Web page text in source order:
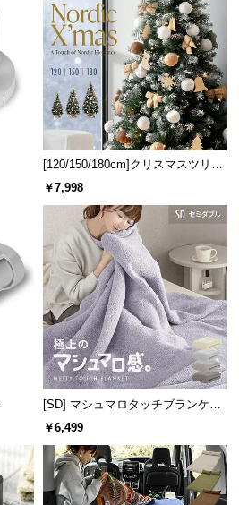
[120/150/180cm]クリスマスツリー
ヌードツリー
￥7,998
[SD] マシュマロタッチブランケッ
ト
￥6,499